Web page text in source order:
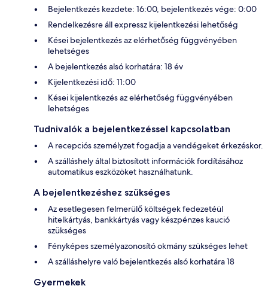
Bejelentkezés kezdete: 16:00, bejelentkezés vége: 0:00
Rendelkezésre áll expressz kijelentkezési lehetőség
Kései bejelentkezés az elérhetőség függvényében
lehetséges
A bejelentkezés alsó korhatára: 18 év
Kijelentkezési idő: 11:00
Kései kijelentkezés az elérhetőség függvényében
lehetséges
Tudnivalók a bejelentkezéssel kapcsolatban
A recepciós személyzet fogadja a vendégeket érkezéskor.
A szálláshely által biztosított információk fordításához
automatikus eszközöket használhatunk.
A bejelentkezéshez szükséges
Az esetlegesen felmerülő költségek fedezetéül
hitelkártyás, bankkártyás vagy készpénzes kaució
szükséges
Fényképes személyazonosító okmány szükséges lehet
A szálláshelyre való bejelentkezés alsó korhatára 18
Gyermekek